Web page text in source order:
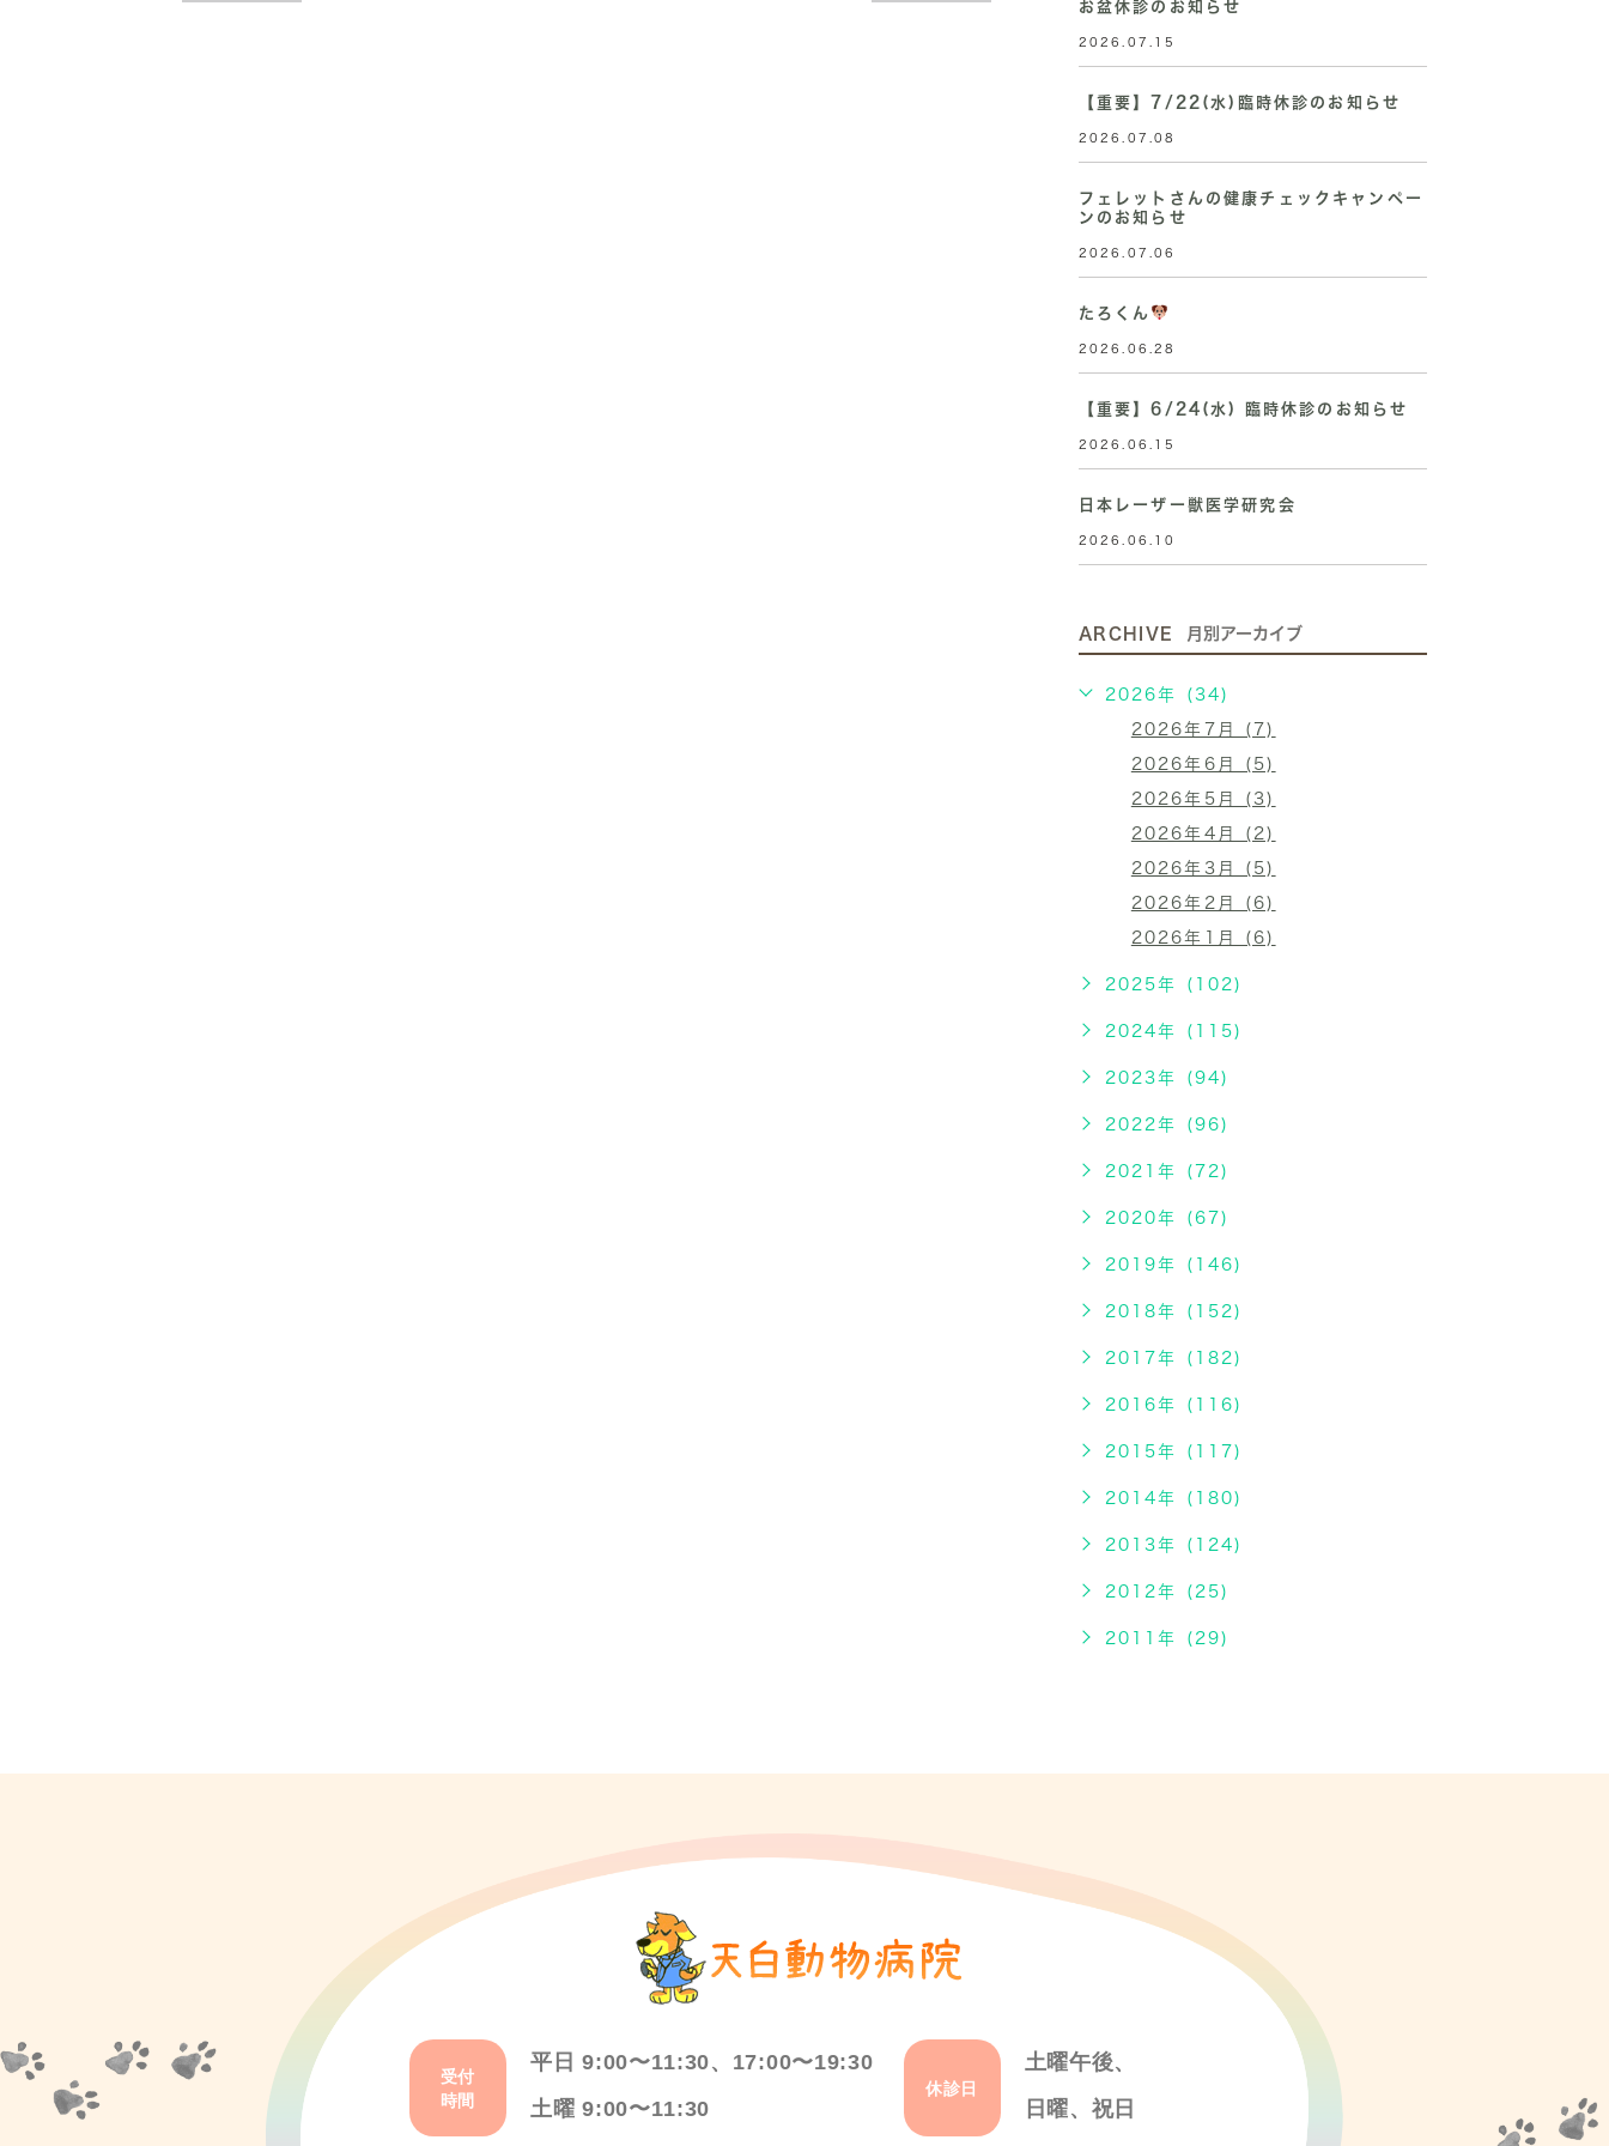
お盆休診のお知らせ
2026.07.15
【重要】7/22(水)臨時休診のお知らせ
2026.07.08
フェレットさんの健康チェックキャンペー
ンのお知らせ
2026.07.06
たろくん
2026.06.28
【重要】6/24(水) 臨時休診のお知らせ
2026.06.15
日本レーザー獣医学研究会
2026.06.10
ARCHIVE 月別アーカイブ
2026年 (34)
2026年7月 (7)
2026年6月 (5)
2026年5月 (3)
2026年4月 (2)
2026年3月 (5)
2026年2月 (6)
2026年1月 (6)
2025年 (102)
2024年 (115)
2023年 (94)
2022年 (96)
2021年 (72)
2020年 (67)
2019年 (146)
2018年 (152)
2017年 (182)
2016年 (116)
2015年 (117)
2014年 (180)
2013年 (124)
2012年 (25)
2011年 (29)
受付
時間
平日 9:00〜11:30、17:00〜19:30
土曜 9:00〜11:30
休診日
土曜午後、
日曜、祝日